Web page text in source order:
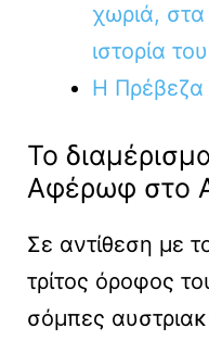
χωριά, στα
ιστορία
Η Πρέβεζα
Το
Αφέρωφ στο
Σε αντίθεση με
τρίτος όροφος
σόμπες